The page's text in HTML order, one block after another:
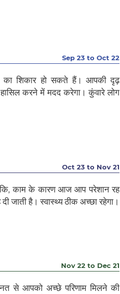
Sep 23 to Oct 22
शिकार हो सकते हैं। आपकी दृढ़
करने में मदद करेगा। कुंवारे लोग
Oct 23 to Nov 21
काम के कारण आज आप परेशान रह
है। स्वास्थ्य ठीक अच्छा रहेगा।
Nov 22 to Dec 21
आपको अच्छे परिणाम मिलने की